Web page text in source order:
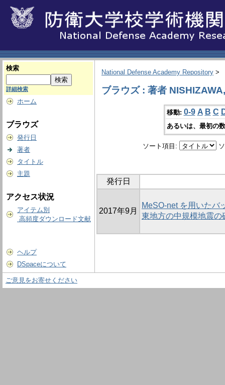
検索
詳細検索
ホーム
ブラウズ
発行日
著者
タイトル
主題
アクセス状況
アイテム別
高頻度ダウンロード文献
ヘルプ
DSpaceについて
National Defense Academy Repository >
ブラウズ : 著者
移動: 0-9 A B C
あるいは、最初の
ソート項目:
発行日
2017年9月
MeSO-net を用いたバ
東地方の中規模地震の
ご意見をお寄せください